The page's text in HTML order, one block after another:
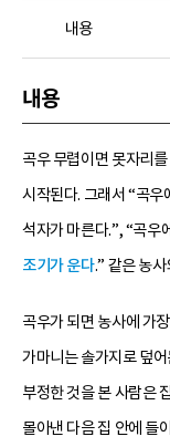
내용
내용
곡우 무렵이면 못자리
시작된다. 그래서 “곡우
석자가 마른다.”, “곡우
조기가 운다.” 같은 농
곡우가 되면 농사에 가
가마니는 솔가지로 덮
부정한 것을 본 사람은
몰아낸 다음 집 안에 들